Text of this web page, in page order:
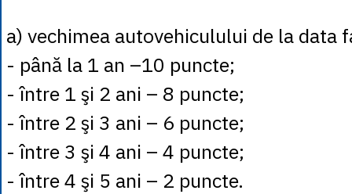
a) vechimea autovehiculului de la data
- până la 1 an –10 puncte;
- între 1 şi 2 ani – 8 puncte;
- între 2 şi 3 ani – 6 puncte;
- între 3 şi 4 ani – 4 puncte;
- între 4 şi 5 ani – 2 puncte.